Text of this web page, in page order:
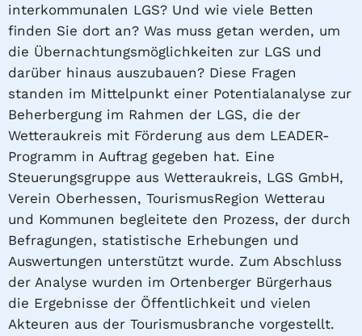
interkommunalen LGS? Und wie viele Betten
finden Sie dort an? Was muss getan werden, um
die Übernachtungsmöglichkeiten zur LGS und
darüber hinaus auszubauen? Diese Fragen
standen im Mittelpunkt einer Potentialanalyse zur
Beherbergung im Rahmen der LGS, die der
Wetteraukreis mit Förderung aus dem LEADER-
Programm in Auftrag gegeben hat. Eine
Steuerungsgruppe aus Wetteraukreis, LGS GmbH,
Verein Oberhessen, TourismusRegion Wetterau
und Kommunen begleitete den Prozess, der durch
Befragungen, statistische Erhebungen und
Auswertungen unterstützt wurde. Zum Abschluss
der Analyse wurden im Ortenberger Bürgerhaus
die Ergebnisse der Öffentlichkeit und vielen
Akteuren aus der Tourismusbranche vorgestellt.